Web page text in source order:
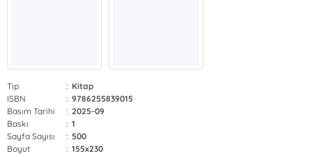
Tip : Kitap
ISBN
: 9786255839015
Basım Tarihi
: 2025-09
Baskı
: 1
Sayfa Sayısı
: 500
Boyut
: 155x230